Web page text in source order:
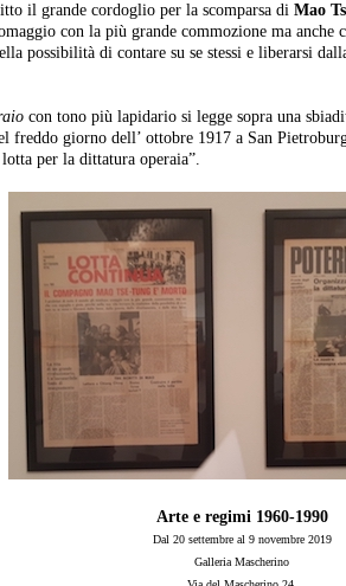
il grande cordoglio per la scomparsa di Mao
con la più grande commozione ma anche
possibilità di contare su se stessi e liberarsi
con tono più lapidario si legge sopra una
freddo giorno dell’ ottobre 1917 a San
per la dittatura operaia”.
Arte e regimi 1960-1990
Dal 20 settembre al 9 novembre 2019
Galleria Mascherino